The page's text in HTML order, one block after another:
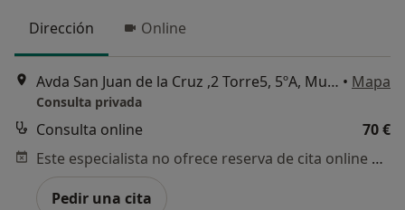
Dirección Online
Avda San Juan de la Cruz ,2 Torre5, 5ºA, Murcia • Mapa
Consulta privada
Consulta online
70 €
Este especialista no ofrece reserva de cita online en esta dirección.
Pedir una cita